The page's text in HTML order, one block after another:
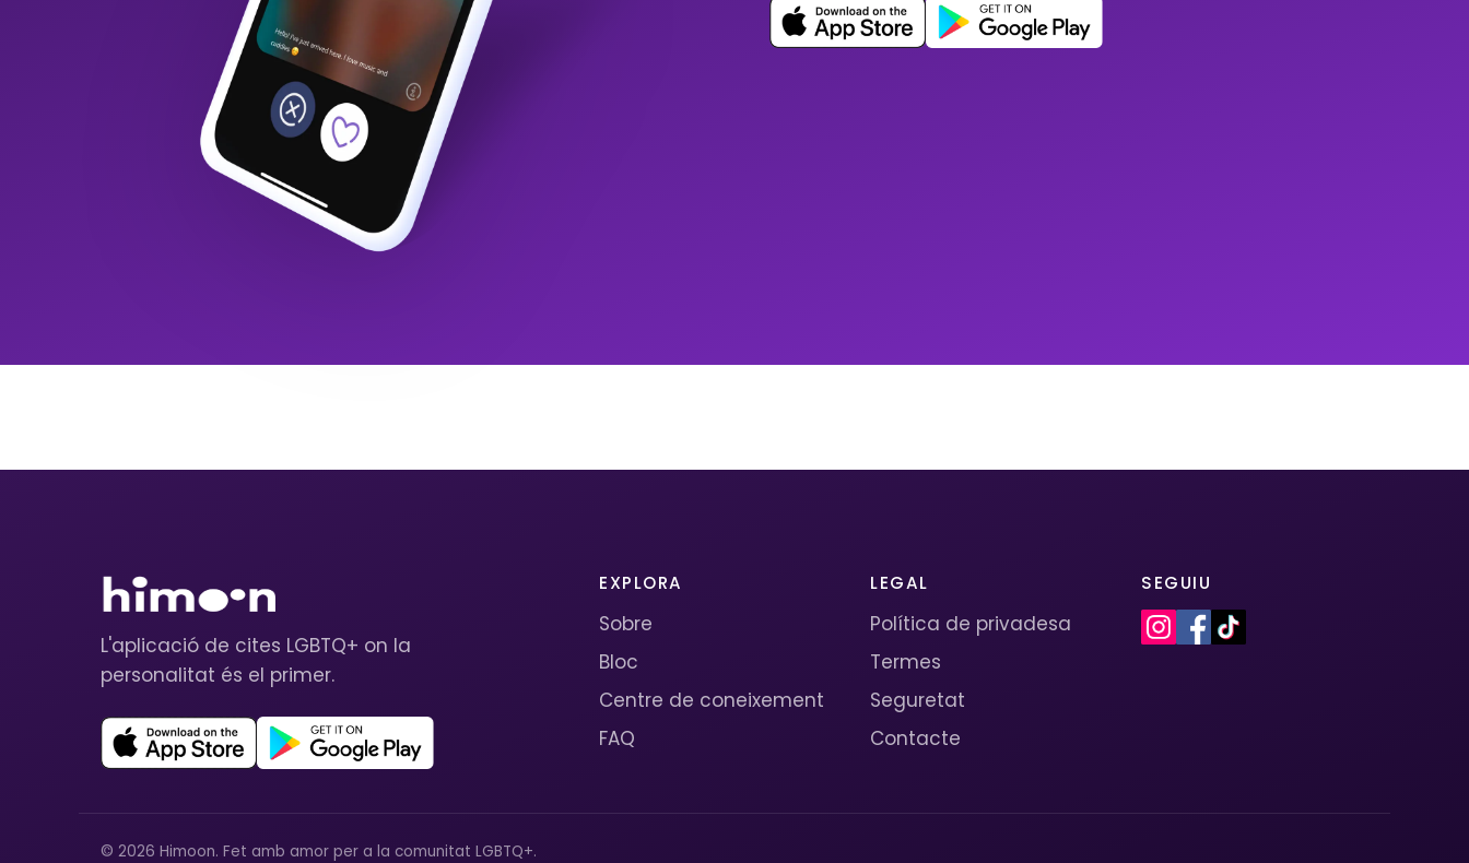
L'aplicació de cites LGBTQ+ on la
personalitat és el primer.
EXPLORA
Sobre
Bloc
Centre de coneixement
FAQ
LEGAL
Política de privadesa
Termes
Seguretat
Contacte
SEGUIU
© 2026 Himoon. Fet amb amor per a la comunitat LGBTQ+.